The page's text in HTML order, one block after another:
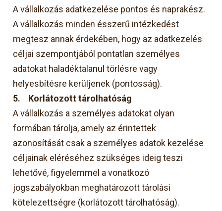
A vállalkozás adatkezelése pontos és naprakész.
A vállalkozás minden ésszerű intézkedést
megtesz annak érdekében, hogy az adatkezelés
céljai szempontjából pontatlan személyes
adatokat haladéktalanul törlésre vagy
helyesbítésre kerüljenek (pontosság).
5. Korlátozott tárolhatóság
A vállalkozás a személyes adatokat olyan
formában tárolja, amely az érintettek
azonosítását csak a személyes adatok kezelése
céljainak eléréséhez szükséges ideig teszi
lehetővé, figyelemmel a vonatkozó
jogszabályokban meghatározott tárolási
kötelezettségre (korlátozott tárolhatóság).